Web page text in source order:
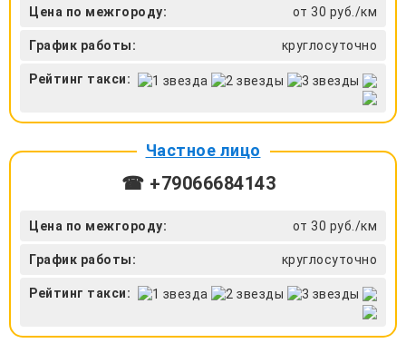
Цена по межгороду: от 30 руб./км
График работы: круглосуточно
Рейтинг такси:
Частное лицо
☎ +79066684143
Цена по межгороду: от 30 руб./км
График работы: круглосуточно
Рейтинг такси: